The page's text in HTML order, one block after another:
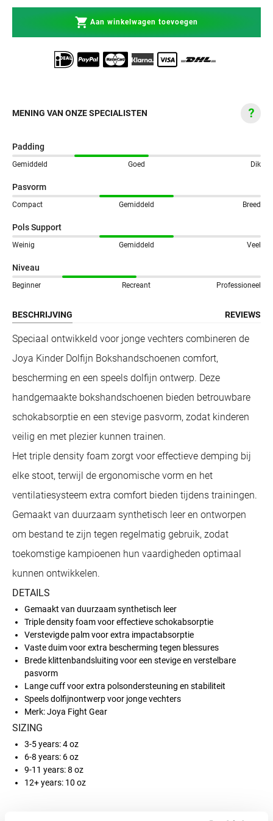
Aan winkelwagen toevoegen
MENING VAN ONZE SPECIALISTEN
Padding
Gemiddeld Goed Dik
Pasvorm
Compact Gemiddeld Breed
Pols Support
Weinig Gemiddeld Veel
Niveau
Beginner Recreant Professioneel
BESCHRIJVING REVIEWS
Speciaal ontwikkeld voor jonge vechters combineren de
Joya Kinder Dolfijn Bokshandschoenen comfort,
bescherming en een speels dolfijn ontwerp. Deze
handgemaakte bokshandschoenen bieden betrouwbare
schokabsorptie en een stevige pasvorm, zodat kinderen
veilig en met plezier kunnen trainen.
Het triple density foam zorgt voor effectieve demping bij
elke stoot, terwijl de ergonomische vorm en het
ventilatiesysteem extra comfort bieden tijdens trainingen.
Gemaakt van duurzaam synthetisch leer en ontworpen
om bestand te zijn tegen regelmatig gebruik, zodat
toekomstige kampioenen hun vaardigheden optimaal
kunnen ontwikkelen.
DETAILS
Gemaakt van duurzaam synthetisch leer
Triple density foam voor effectieve schokabsorptie
Verstevigde palm voor extra impactabsorptie
Vaste duim voor extra bescherming tegen blessures
Brede klittenbandsluiting voor een stevige en verstelbare
pasvorm
Lange cuff voor extra polsondersteuning en stabiliteit
Speels dolfijnontwerp voor jonge vechters
Merk: Joya Fight Gear
SIZING
3-5 years: 4 oz
6-8 years: 6 oz
9-11 years: 8 oz
12+ years: 10 oz